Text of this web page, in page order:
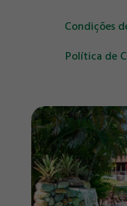
Condições
Política de